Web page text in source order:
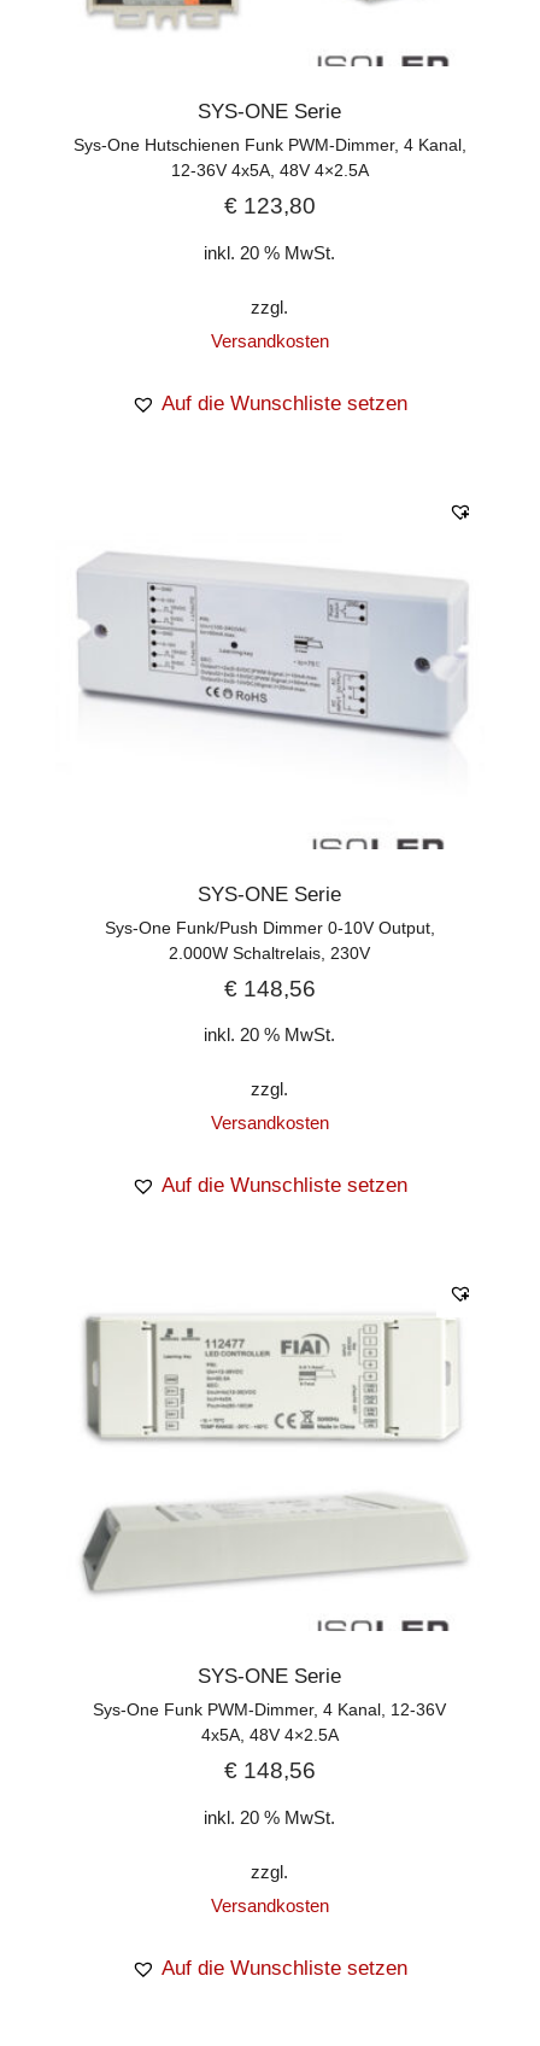
SYS-ONE Serie
Sys-One Hutschienen Funk PWM-Dimmer, 4 Kanal,
12-36V 4x5A, 48V 4×2.5A
€123,80
inkl. 20 % MwSt.
zzgl.
Versandkosten
Auf die Wunschliste setzen
SYS-ONE Serie
Sys-One Funk/Push Dimmer 0-10V Output,
2.000W Schaltrelais, 230V
€148,56
inkl. 20 % MwSt.
zzgl.
Versandkosten
Auf die Wunschliste setzen
SYS-ONE Serie
Sys-One Funk PWM-Dimmer, 4 Kanal, 12-36V
4x5A, 48V 4×2.5A
€148,56
inkl. 20 % MwSt.
zzgl.
Versandkosten
Auf die Wunschliste setzen